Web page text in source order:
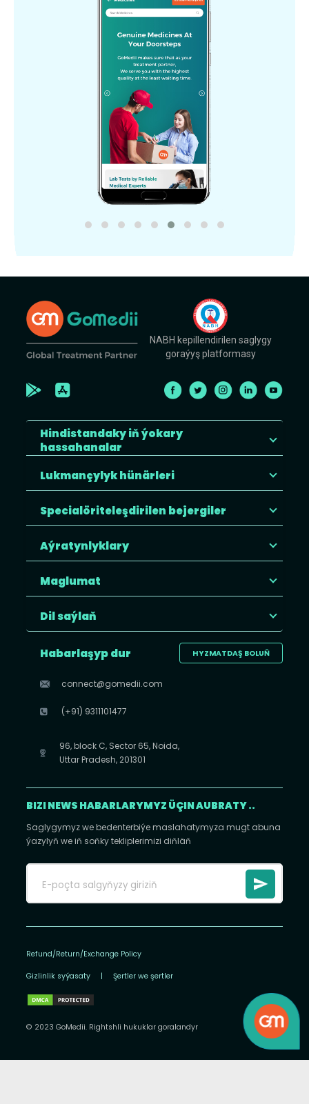
NABH kepillendirilen saglygy
goraýyş platformasy
Hindistandaky iň ýokary
hassahanalar
Lukmançylyk hünärleri
Specialöriteleşdirilen bejergiler
Aýratynlyklary
Maglumat
Dil saýlaň
HYZMATDAŞ BOLUŇ
Habarlaşyp dur
connect@gomedii.com
(+91) 9311101477
96, block C, Sector 65, Noida,
Uttar Pradesh, 201301
BIZI NEWS HABARLARYMYZ ÜÇIN AUBRATY ..
Saglygymyz we bedenterbiýe maslahatymyza mugt abuna
ýazylyň we iň soňky tekliplerimizi diňläň
Refund/Return/Exchange Policy
Gizlinlik syýasaty | Şertler we şertler
© 2023 GoMedii. Rightshli hukuklar goralandyr